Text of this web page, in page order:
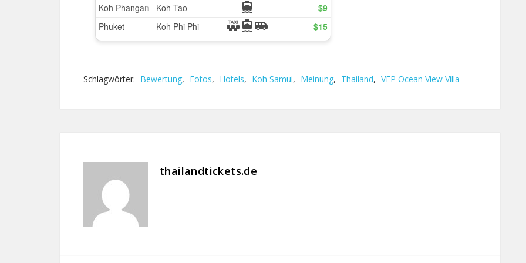
Schlagwörter: Bewertung, Fotos, Hotels, Koh Samui, Meinung, Thailand, VEP Ocean View Villa
thailandtickets.de